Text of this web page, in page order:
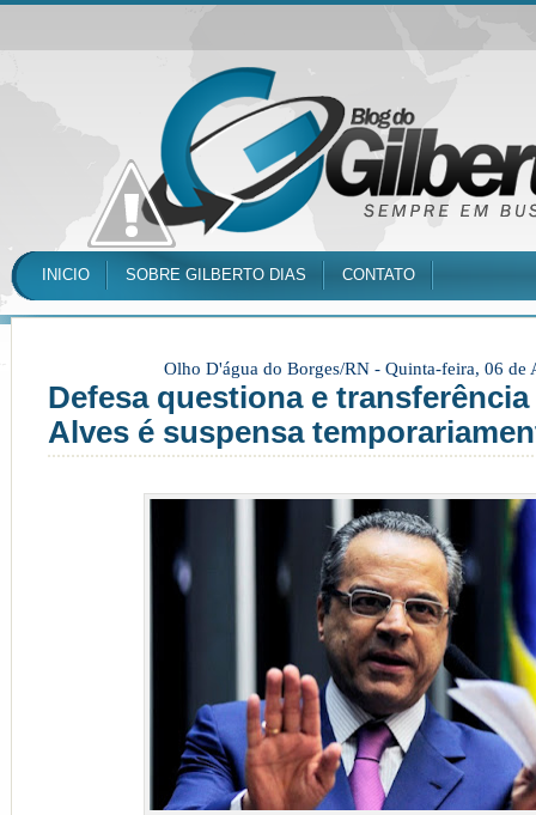
INICIO SOBRE GILBERTO DIAS CONTATO
Olho D'água do Borges/RN - Quinta-feira, 06 de
Defesa questiona e
Alves é suspensa